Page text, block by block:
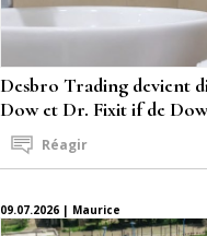
Desbro Trading devient
Dow et Dr. Fixit if de
Réagir
09.07.2026 | Maurice